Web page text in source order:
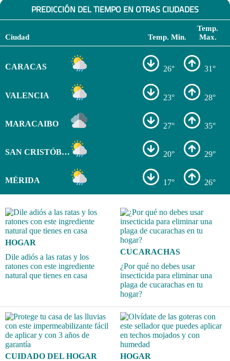
PREDICCIÓN DEL TIEMPO EN OTRAS CIUDADES
Ciudad Temp. Min.
Temp.
Max.
CARACAS 26° 31°
VALENCIA 23° 28°
MARACAIBO 27° 35°
SAN CRISTÓBAL 20° 29°
MÉRIDA 17° 26°
HOGAR
Dile adiós a las ratas y los
ratones con este ingrediente
natural que tienes en casa
CUCARACHAS
¿Por qué no debes usar
insecticida para eliminar una
plaga de cucarachas en tu
hogar?
CUIDADO DEL HOGAR
HOGAR